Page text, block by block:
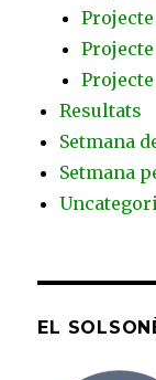
Projecte
Resultats
Setmana
Setmana
EL